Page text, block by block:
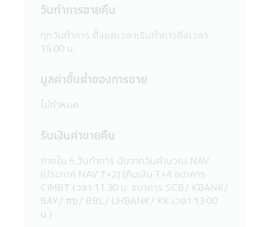
ปรับปรุง หรือเปลี่ยนแปลงข้อมูลใดๆ ใน
จำเป็นต้องแจ้งให้ทราบล่วงหน้า
16. บริษัทจัดการอนุญาตให้พนักงานของ
โดยจะต้องปฏิบัติตามจรรยาบรรณ และ
กำหนด และจะต้องเปิดเผยการลงทุนดังกล่าว
สามารถกำกับ และดูแลการซื้อขายหลักทรัพย์
17. บริษัทจัดการ และผู้บริหาร รวมถึง
พนักงานเจ้าหน้าที่ของบริษัท ขอสงวนสิทธิ์ที่จะ
ไม่รับผิดชอบต่อความเสียหายทุกกรณีที่เกิดขึ้น
กับข้อมูล และ/หรือ ระบบสื่อสารของผู้เข้าเยี่ยม
ชม หรือผู้ลงทุน อันเนื่องมาจากการเข้ามาใช้
วันทำการขายคืน
ทุกวันทําการ ตั้งแต่เวลาเริ่มทําการถึงเวลา
15.00 น.
มูลค่าขั้นตํ่าของการขาย
ไม่กำหนด
รับเงินค่าขายคืน
ภายใน 5 วันทําการ นับจากวันคํานวณ NAV
(ประกาศ NAV T+2) (คืนเงิน T+4 ธนาคาร
CIMBT เวลา 11.30 น. ธนาคาร SCB/ KBANK/
BAY/ ttb/ BBL/ LHBANK/ KK เวลา 13.00
น.)